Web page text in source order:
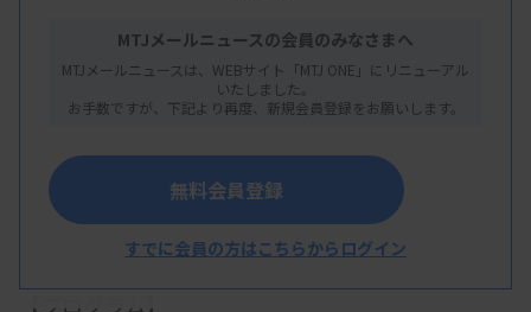
主 催
大分県臨床検査技師会
概 要
【プログラム】
MTJメールニュースの会員のみなさまへ
MTJメールニュースは、WEBサイト「MTJ ONE」にリニューアル
いたしました。
お手数ですが、下記より再度、新規会員登録をお願いします。
無料会員登録
すでに会員の方はこちらからログイン